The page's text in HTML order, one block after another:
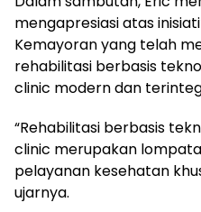
mengapresiasi atas
Kemayoran yang telah
rehabilitasi berbasis
clinic modern dan
“Rehabilitasi berbasis
clinic merupakan
pelayanan kesehatan
ujarnya.